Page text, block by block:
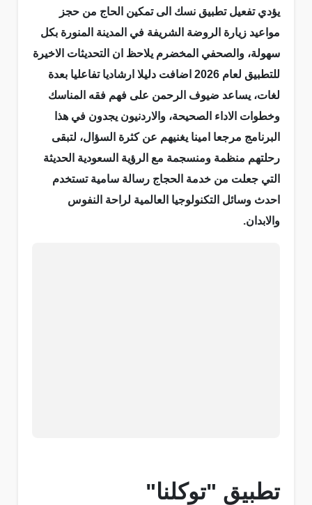
يؤدي تفعيل تطبيق نسك الى تمكين الحاج من حجز
مواعيد زيارة الروضة الشريفة في المدينة المنورة بكل
سهولة، والصحفي المخضرم يلاحظ ان التحديثات الاخيرة
للتطبيق لعام 2026 اضافت دليلا ارشاديا تفاعليا بعدة
لغات، يساعد ضيوف الرحمن على فهم فقه المناسك
وخطوات الاداء الصحيحة، والاردنيون يجدون في هذا
البرنامج مرجعا امينا يغنيهم عن كثرة السؤال، لتبقى
رحلتهم منظمة ومنسجمة مع الرؤية السعودية الحديثة
التي جعلت من خدمة الحجاج رسالة سامية تستخدم
احدث وسائل التكنولوجيا العالمية لراحة النفوس
والابدان.
تطبيق "توكلنا"